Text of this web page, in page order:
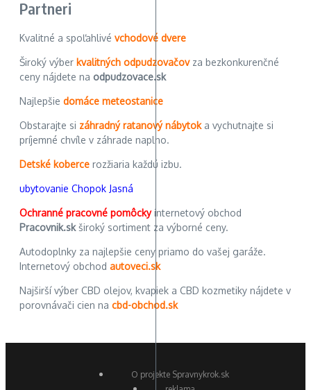
Partneri
Kvalitné a spoľahlivé vchodové dvere
Široký výber kvalitných odpudzovačovza bezkonkurenčné
ceny nájdete na odpudzovace.sk
Najlepšie domáce meteostanice
Obstarajte si záhradný ratanový nábytoka vychutnajte si
príjemné chvíle v záhrade naplno.
Detské koberce rozžiaria každú izbu.
ubytovanie Chopok Jasná
Ochranné pracovné pomôckyinternetový obchod
Pracovnik.skširoký sortiment za výborné ceny.
Autodoplnky za najlepšie ceny priamo do vašej garáže.
Internetový obchod autoveci.sk
Najširší výber CBD olejov, kvapiek a CBD kozmetiky nájdete v
porovnávači cien na cbd-obchod.sk
O projekte Spravnykrok.sk